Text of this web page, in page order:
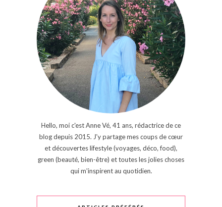
Hello, moi c'est Anne Vé, 41 ans, rédactrice de ce
blog depuis 2015. J'y partage mes coups de cœur
et découvertes lifestyle (voyages, déco, food),
green (beauté, bien-être) et toutes les jolies choses
qui m'inspirent au quotidien.